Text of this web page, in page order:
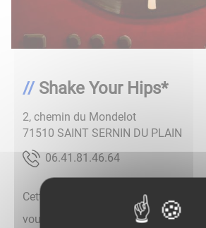
Shake Your Hips*
2, chemin du Mondelot
71510 SAINT SERNIN DU PLAIN
46.64.18.14.60
Cette association a pour objet
vous musicaux autour de trois axes